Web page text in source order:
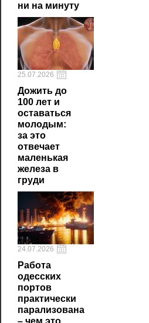
ни на минуту
25.07.2026
Дожить до
100 лет и
оставаться
молодым:
за это
отвечает
маленькая
железа в
груди
24.07.2026
Работа
одесских
портов
практически
парализована
– чем это